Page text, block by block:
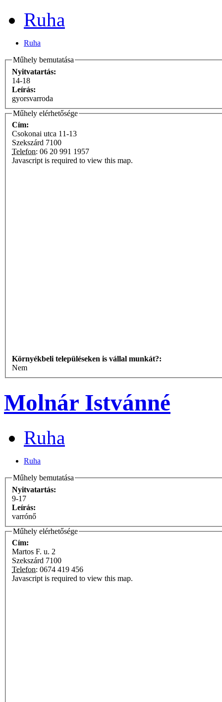
Ruha
Ruha
Műhely bemutatása
Nyitvatartás:
14-18
Leírás:
gyorsvarroda
Műhely elérhetősége
Cím:
Csokonai utca 11-13
Szekszárd 7100
Telefon: 06 20 991 1957
Javascript is required to view this map.
Környékbeli településeken is vállal munkát?:
Nem
Molnár Istvánné
Ruha
Ruha
Műhely bemutatása
Nyitvatartás:
9-17
Leírás:
varrónő
Műhely elérhetősége
Cím:
Martos F. u. 2
Szekszárd 7100
Telefon: 0674 419 456
Javascript is required to view this map.